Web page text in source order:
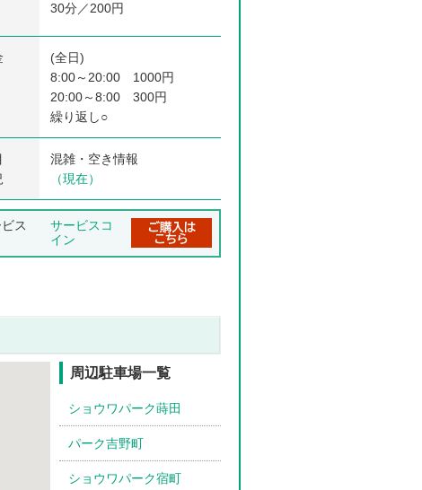
30分／200円
(全日)
8:00～20:00 1000円
20:00～8:00 300円
繰り返し○
混雑・空き情報
（現在）
ス
サービスコ
イン
周辺駐車場一覧
ショウワパーク蒔田
パーク吉野町
ショウワパーク宿町